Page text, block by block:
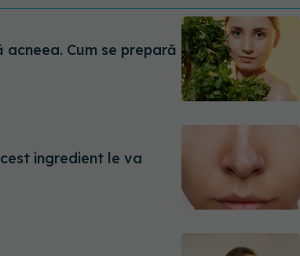
Cum se prepară
ingredient le va